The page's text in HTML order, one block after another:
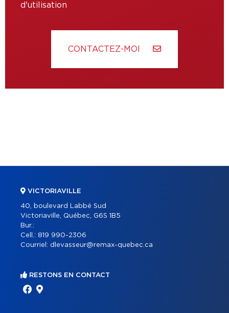
d'utilisation
CONTACTEZ-MOI
VICTORIAVILLE
40, boulevard Labbé Sud
Victoriaville, Québec, G6S 1B5
Bur.:
Cell.: 819 990-2306
Courriel: dlevasseur@remax-quebec.ca
RESTONS EN CONTACT